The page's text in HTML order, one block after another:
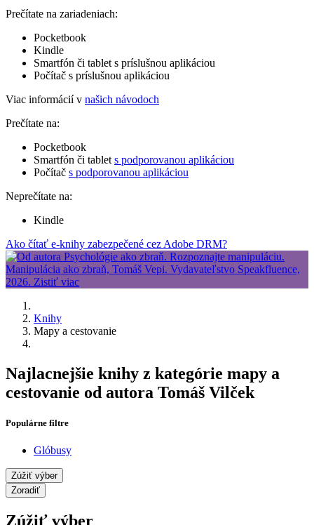
Prečítate na zariadeniach:
Pocketbook
Kindle
Smartfón či tablet s príslušnou aplikáciou
Počítač s príslušnou aplikáciou
Viac informácií v našich návodoch
Prečítate na:
Pocketbook
Smartfón či tablet s podporovanou aplikáciou
Počítač s podporovanou aplikáciou
Neprečítate na:
Kindle
Ako čítať e-knihy zabezpečené cez Adobe DRM?
Knihy
Mapy a cestovanie
Najlacnejšie knihy z kategórie mapy a
cestovanie od autora Tomáš Vilček
Populárne filtre
Glóbusy
Zúžiť výber
Zoradiť
Zúžiť výber